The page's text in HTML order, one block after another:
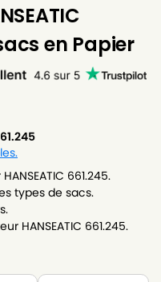
en Papier
661.245.
types de sacs.
HANSEATIC 661.245.